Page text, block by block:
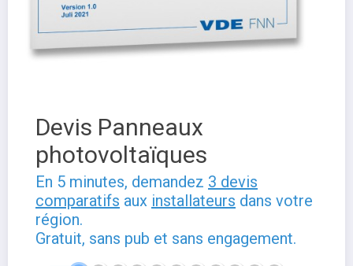
Devis Panneaux
photovoltaïques
En 5 minutes, demandez 3 devis
comparatifs aux installateurs dans votre
région.
Gratuit, sans pub et sans engagement.